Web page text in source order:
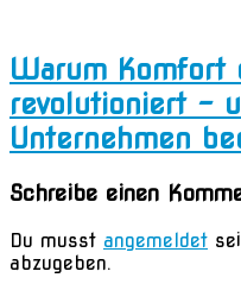
Warum Komfort
revolutioniert –
Unternehmen
Schreibe einen
Du musst angemeldet
abzugeben.